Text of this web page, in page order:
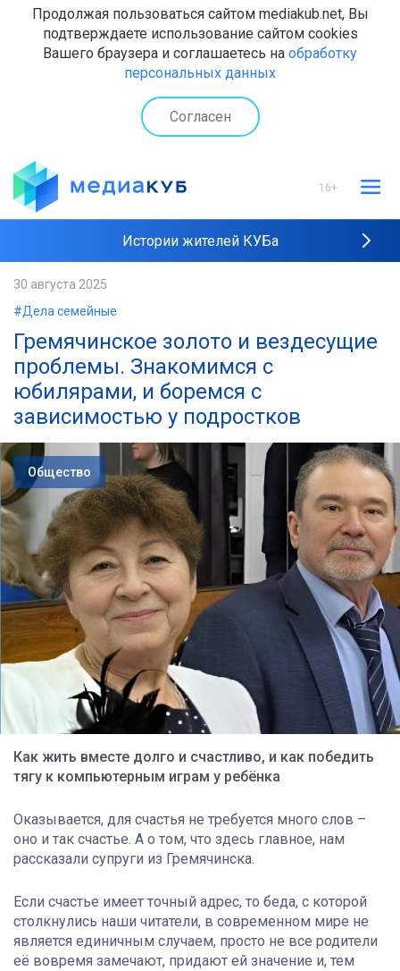
Продолжая пользоваться сайтом mediakub.net, Вы
подтверждаете использование сайтом cookies
Вашего браузера и соглашаетесь на обработку
персональных данных
Согласен
16+
Истории жителей КУБа
30 августа 2025
#Дела семейные
Гремячинское золото и вездесущие
проблемы. Знакомимся с
юбилярами, и боремся с
зависимостью у подростков
Общество
Как жить вместе долго и счастливо, и как победить
тягу к компьютерным играм у ребёнка
Оказывается, для счастья не требуется много слов –
оно и так счастье. А о том, что здесь главное, нам
рассказали супруги из Гремячинска.
Если счастье имеет точный адрес, то беда, с которой
столкнулись наши читатели, в современном мире не
является единичным случаем, просто не все родители
её вовремя замечают, придают ей значение и, тем